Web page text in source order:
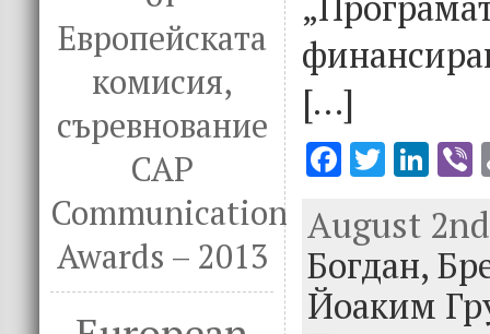
Европейската
комисия,
съревнование
CAP
Communication
Awards – 2013
[…]
F
e
b
o
T
it
te
r
Li
k
e
dI
August
Богдан,
Йоаким